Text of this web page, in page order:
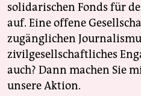
solidarischen Fonds für
auf. Eine offene
zugänglichen
zivilgesellschaftliches
auch? Dann machen Sie
unsere Aktion.